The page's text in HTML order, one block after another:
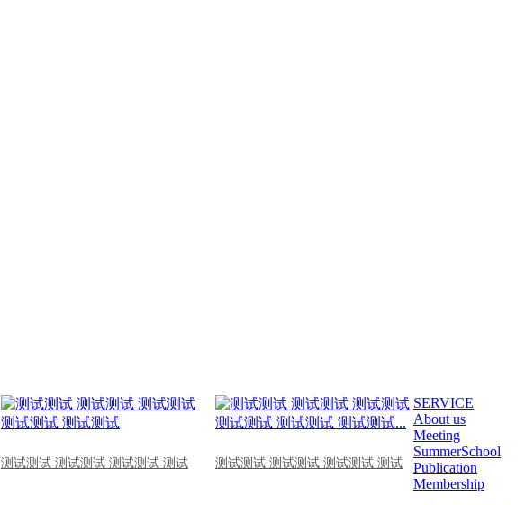
测试测试 测试测试 测试测试 测试 测试测试 测试测试 测试测试 测试
SERVICE
About us
Meeting
SummerSchool
Publication
Membership